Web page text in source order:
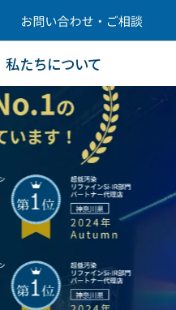
私たちについて